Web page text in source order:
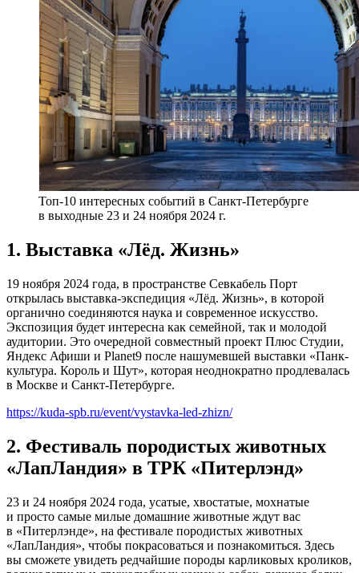
Топ-10 интересных событий в Санкт-Петербурге
в выходные 23 и 24 ноября 2024 г.
1. Выставка «Лёд. Жизнь»
19 ноября 2024 года, в пространстве Севкабель Порт
открылась выставка-экспедиция «Лёд. Жизнь», в которой
органично соединяются наука и современное искусство.
Экспозиция будет интересна как семейной, так и молодой
аудитории. Это очередной совместный проект Плюс Студии,
Яндекс Афиши и Planet9 после нашумевшей выставки «Панк-
культура. Король и Шут», которая неоднократно продлевалась
в Москве и Санкт-Петербурге.
https://kuda-spb.ru/event/vystavka-led-zhizn/
2. Фестиваль породистых животных
«ЛапЛандия» в ТРК «Питерлэнд»
23 и 24 ноября 2024 года, усатые, хвостатые, мохнатые
и просто самые милые домашние животные ждут вас
в «Питерлэнде», на​ фестивале породистых животных​ ​
«ЛапЛандия», чтобы покрасоваться и познакомиться. Здесь
вы сможете увидеть редчайшие породы карликовых кроликов,